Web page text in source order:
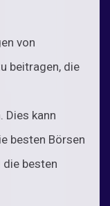
von
beitragen, die
Dies kann
besten Börsen
besten